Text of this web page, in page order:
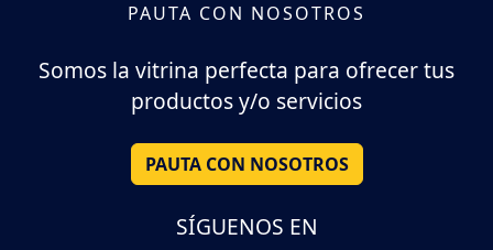
PAUTA CON NOSOTROS
Somos la vitrina perfecta para ofrecer tus
productos y/o servicios
PAUTA CON NOSOTROS
SÍGUENOS EN